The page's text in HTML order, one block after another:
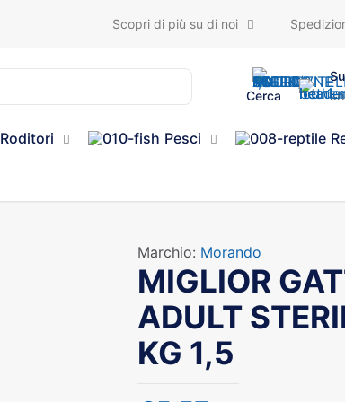
Scopri di più su di noi
Cerca
Roditori Pesci
Marchio: Morando
MIGLIOR
ADULT
KG 1,5